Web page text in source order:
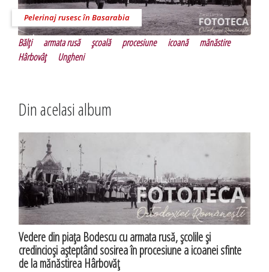
Pelerinaj rusesc în Basarabia
Bălţi armata rusă şcoală procesiune icoană
mănăstire
Hârbovâţ
Ungheni
Din acelasi album
Vedere din piaţa Bodescu cu armata rusă, şcolile şi
credincioşi aşteptând sosirea în procesiune a icoanei sfinte
de la mănăstirea Hârbovăţ